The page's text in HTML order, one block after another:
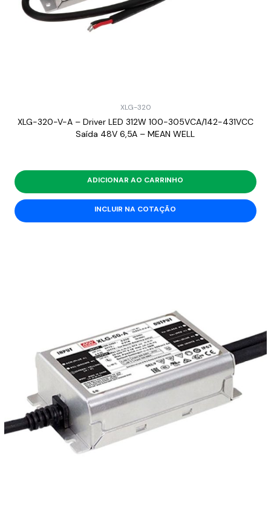
XLG-320
XLG-320-V-A – Driver LED 312W 100-305VCA/142-431VCC
Saída 48V 6,5A – MEAN WELL
ADICIONAR AO CARRINHO
INCLUIR NA COTAÇÃO